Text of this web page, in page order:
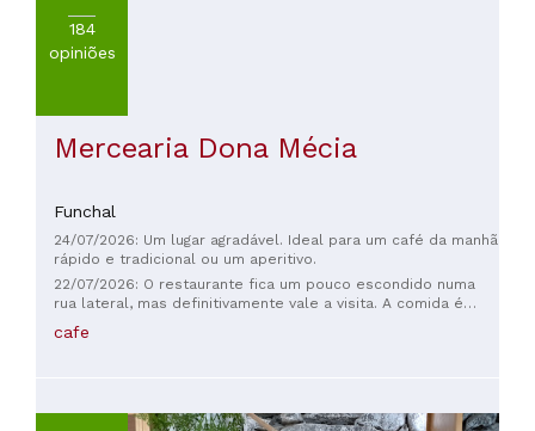
184
opiniões
Mercearia Dona Mécia
Funchal
24/07/2026: Um lugar agradável. Ideal para um café da manhã
rápido e tradicional ou um aperitivo.
22/07/2026: O restaurante fica um pouco escondido numa
rua lateral, mas definitivamente vale a visita. A comida é
deliciosa e com preços razoáveis, e também comemos uma
das melhores ponchas que já provamos. Você realmente
grandes.
cafe